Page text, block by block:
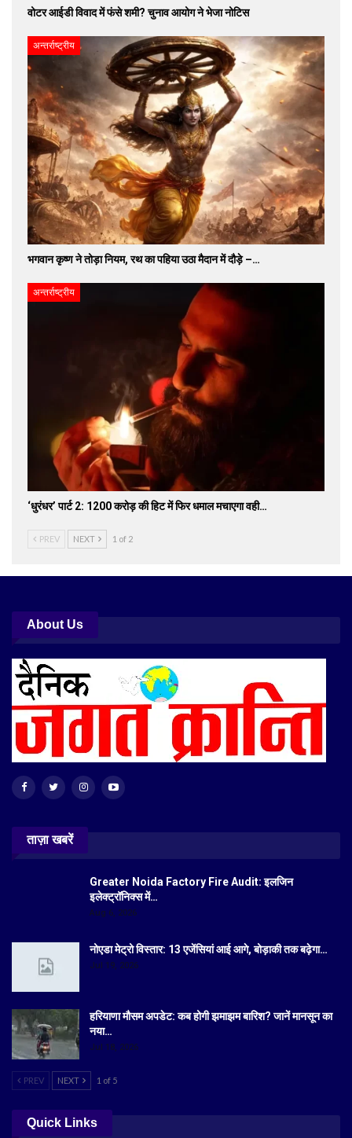
वोटर आईडी विवाद में फंसे शमी? चुनाव आयोग ने भेजा नोटिस
अन्तर्राष्ट्रीय
भगवान कृष्ण ने तोड़ा नियम, रथ का पहिया उठा मैदान में दौड़े –…
अन्तर्राष्ट्रीय
‘धुरंधर’ पार्ट 2: 1200 करोड़ की हिट में फिर धमाल मचाएगा वही…
PREV NEXT 1 of 2
About Us
ताज़ा खबरें
Greater Noida Factory Fire Audit: इलजिन
इलेक्ट्रॉनिक्स में…
Aug 6, 2026
नोएडा मेट्रो विस्तार: 13 एजेंसियां आई आगे, बोड़ाकी तक बढ़ेगा…
Jul 19, 2026
हरियाणा मौसम अपडेट: कब होगी झमाझम बारिश? जानें मानसून का
नया…
Jul 18, 2026
PREV NEXT 1 of 5
Quick Links